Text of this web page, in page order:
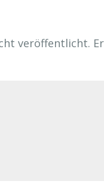
veröffentlicht.